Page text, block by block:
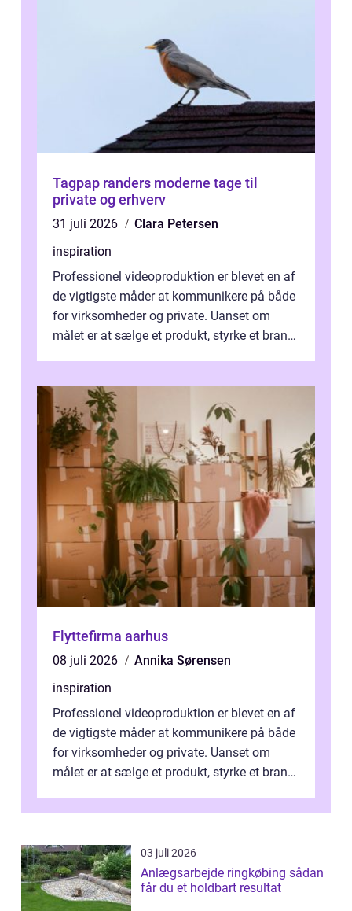
Tagpap randers moderne tage til
private og erhverv
31 juli 2026
Clara Petersen
inspiration
Professionel videoproduktion er blevet en af
de vigtigste måder at kommunikere på både
for virksomheder og private. Uanset om
målet er at sælge et produkt, styrke et brand,
Flyttefirma aarhus
08 juli 2026
Annika Sørensen
inspiration
Professionel videoproduktion er blevet en af
de vigtigste måder at kommunikere på både
for virksomheder og private. Uanset om
målet er at sælge et produkt, styrke et brand,
03 juli 2026
Anlægsarbejde ringkøbing sådan
får du et holdbart resultat